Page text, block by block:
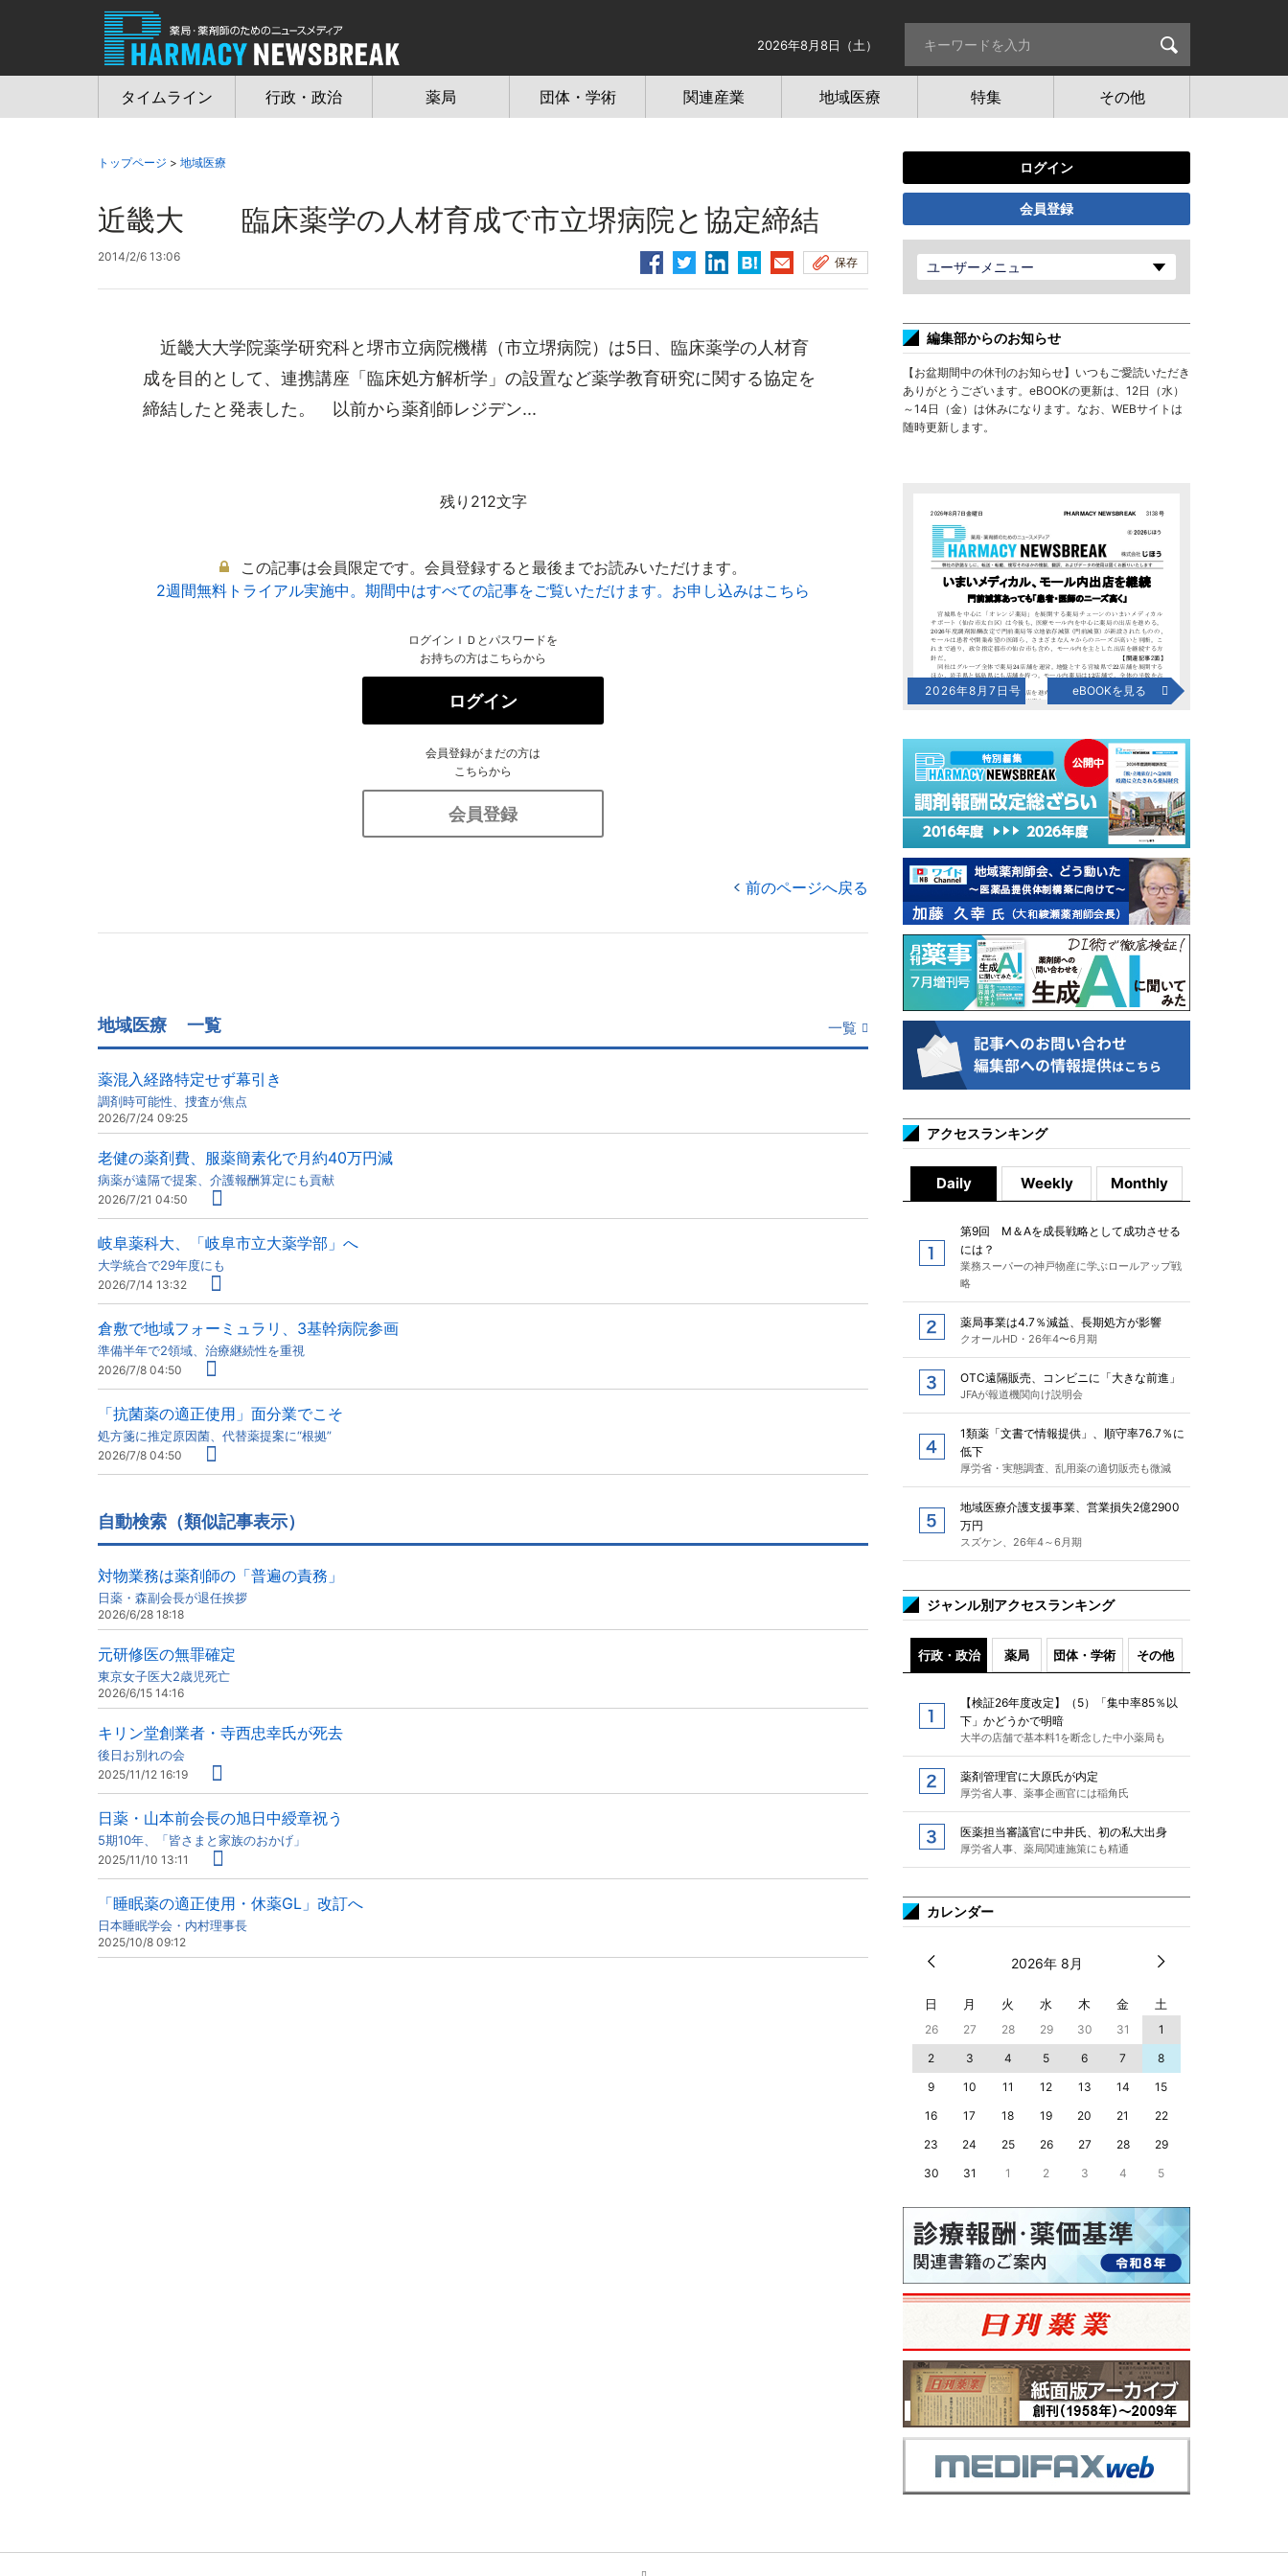
2026年8月8日（土）
タイムライン 行政・政治 薬局 団体・学術 関連産業 地域医療 特集 その他
トップページ > 地域医療
近畿大 臨床薬学の人材育成で市立堺病院と協定締結
2014/2/6 13:06 保存
近畿大大学院薬学研究科と堺市立病院機構（市立堺病院）は5日、臨床薬学の人材育
成を目的として、連携講座「臨床処方解析学」の設置など薬学教育研究に関する協定を
締結したと発表した。 以前から薬剤師レジデン...
残り212文字
この記事は会員限定です。会員登録すると最後までお読みいただけます。
2週間無料トライアル実施中。期間中はすべての記事をご覧いただけます。お申し込みはこちら
ログインＩＤとパスワードを
お持ちの方はこちらから
ログイン
会員登録がまだの方は
こちらから
会員登録
前のページへ戻る
地域医療 一覧 一覧
薬混入経路特定せず幕引き
調剤時可能性、捜査が焦点
2026/7/24 09:25
老健の薬剤費、服薬簡素化で月約40万円減
病薬が遠隔で提案、介護報酬算定にも貢献
2026/7/21 04:50
岐阜薬科大、「岐阜市立大薬学部」へ
大学統合で29年度にも
2026/7/14 13:32
倉敷で地域フォーミュラリ、3基幹病院参画
準備半年で2領域、治療継続性を重視
2026/7/8 04:50
「抗菌薬の適正使用」面分業でこそ
処方箋に推定原因菌、代替薬提案に“根拠”
2026/7/8 04:50
自動検索（類似記事表示）
対物業務は薬剤師の「普遍の責務」
日薬・森副会長が退任挨拶
2026/6/28 18:18
元研修医の無罪確定
東京女子医大2歳児死亡
2026/6/15 14:16
キリン堂創業者・寺西忠幸氏が死去
後日お別れの会
2025/11/12 16:19
日薬・山本前会長の旭日中綬章祝う
5期10年、「皆さまと家族のおかげ」
2025/11/10 13:11
「睡眠薬の適正使用・休薬GL」改訂へ
日本睡眠学会・内村理事長
2025/10/8 09:12
ログイン
会員登録
ユーザーメニュー
編集部からのお知らせ
【お盆期間中の休刊のお知らせ】いつもご愛読いただき
ありがとうございます。eBOOKの更新は、12日（水）
～14日（金）は休みになります。なお、WEBサイトは
随時更新します。
2026年8月7日号 eBOOKを見る
アクセスランキング
Daily Weekly Monthly
第9回 M＆Aを成長戦略として成功させる
には？
業務スーパーの神戸物産に学ぶロールアップ戦
略
薬局事業は4.7％減益、長期処方が影響
クオールHD・26年4〜6月期
OTC遠隔販売、コンビニに「大きな前進」
JFAが報道機関向け説明会
1類薬「文書で情報提供」、順守率76.7％に
低下
厚労省・実態調査、乱用薬の適切販売も微減
地域医療介護支援事業、営業損失2億2900
万円
スズケン、26年4～6月期
ジャンル別アクセスランキング
行政・政治 薬局 団体・学術 その他
【検証26年度改定】（5）「集中率85％以
下」かどうかで明暗
大半の店舗で基本料1を断念した中小薬局も
薬剤管理官に大原氏が内定
厚労省人事、薬事企画官には稲角氏
医薬担当審議官に中井氏、初の私大出身
厚労省人事、薬局関連施策にも精通
カレンダー
2026年 8月
日 月 火 水 木 金 土
26 27 28 29 30 31
1
2
3 4 5 6 7
8
9
10 11 12 13 14
15
16
17 18 19 20 21
22
23
24 25 26 27 28
29
30
31 1 2 3 4 5